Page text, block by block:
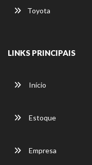
Toyota
LINKS PRINCIPAIS
Início
Estoque
Empresa